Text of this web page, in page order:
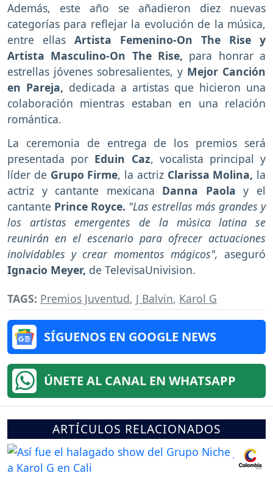
Además, este año se añadieron diez nuevas
categorías para reflejar la evolución de la música,
entre ellas Artista Femenino-On The Rise y
Artista Masculino-On The Rise, para honrar a
estrellas jóvenes sobresalientes, y Mejor Canción
en Pareja, dedicada a artistas que hicieron una
colaboración mientras estaban en una relación
romántica.
La ceremonia de entrega de los premios será
presentada por Eduin Caz, vocalista principal y
líder de Grupo Firme, la actriz Clarissa Molina, la
actriz y cantante mexicana Danna Paola y el
cantante Prince Royce. "Las estrellas más grandes y
los artistas emergentes de la música latina se
reunirán en el escenario para ofrecer actuaciones
inolvidables y crear momentos mágicos", aseguró
Ignacio Meyer, de TelevisaUnivision.
TAGS: Premios Juventud, J Balvin, Karol G
SÍGUENOS EN GOOGLE NEWS
ÚNETE AL CANAL EN WHATSAPP
ARTÍCULOS RELACIONADOS